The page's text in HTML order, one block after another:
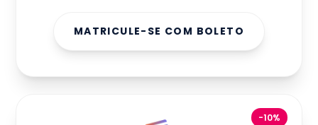
MATRICULE-SE COM BOLETO
-10%